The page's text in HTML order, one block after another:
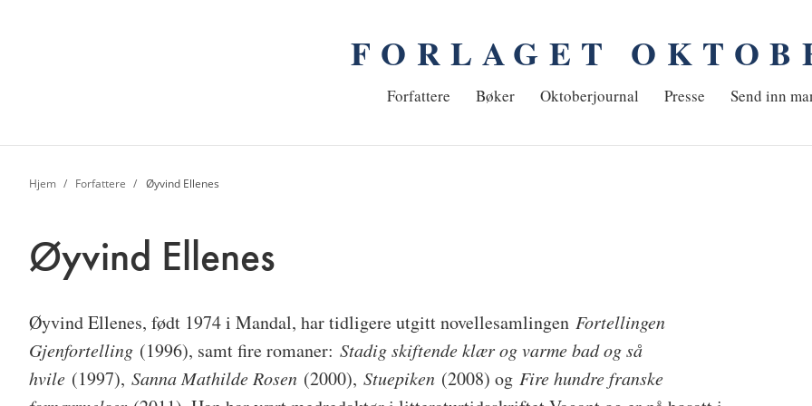
FORLAGET
Hjem
Forfattere Bøker Oktoberjournal Presse Send inn
Hjem Forfattere Øyvind Ellenes
Øyvind Ellenes
Øyvind Ellenes, født 1974 i Mandal, har tidligere utgitt novellesamlingen Fortellingen
Gjenfortelling (1996), samt fire romaner: Stadig skiftende klær og varme bad og så
hvile (1997), Sanna Mathilde Rosen (2000), Stuepiken (2008) og Fire hundre franske